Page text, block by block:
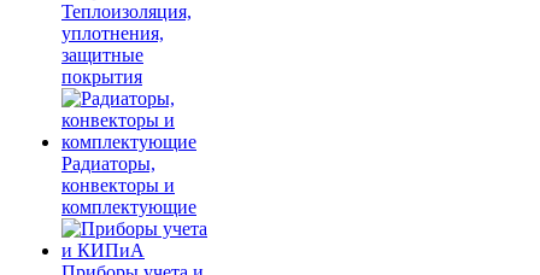
Теплоизоляция,
уплотнения,
защитные
покрытия
Радиаторы,
конвекторы и
комплектующие